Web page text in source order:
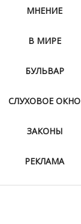
МНЕНИЕ
В МИРЕ
БУЛЬВАР
СЛУХОВОЕ ОКНО
ЗАКОНЫ
РЕКЛАМА